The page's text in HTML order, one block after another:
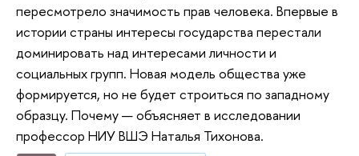
пересмотрело значимость прав человека. Впервые в
истории страны интересы государства перестали
доминировать над интересами личности и
социальных групп. Новая модель общества уже
формируется, но не будет строиться по западному
образцу. Почему — объясняет в исследовании
профессор НИУ ВШЭ Наталья Тихонова.